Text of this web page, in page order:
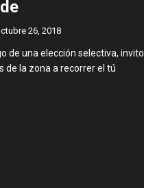
26, 2018
de una elección selectiva, invito
de la zona a recorrer el tú